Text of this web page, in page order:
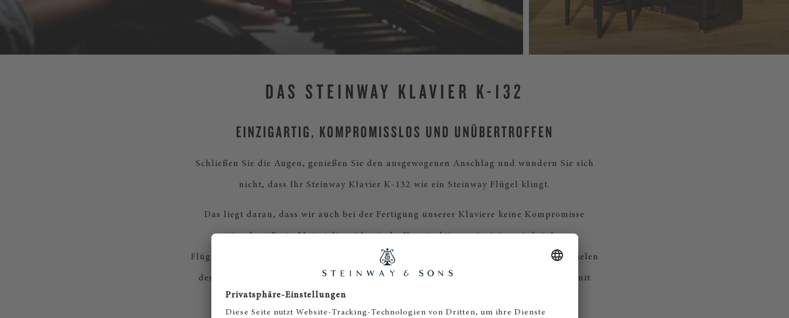
DAS STEINWAY KLAVIER K-132
EINZIGARTIG, KOMPROMISSLOS UND UNÜBERTROFFEN
Schließen Sie die Augen, genießen Sie den ausgewogenen Anschlag und wundern Sie sich
nicht, dass Ihr Steinway Klavier K-132 wie ein Steinway Flügel klingt.
Das liegt daran, dass wir auch bei der Fertigung unserer Klaviere keine Kompromisse
eingehen. Beste Materialien, identische Konstruktionsprinzipien wie bei der
Flügelherstellung, Liebe zum Detail und viel Erfahrung sorgen dafür, dass Sie beim Spielen
des Steinway Klaviers höchste Perfektion erleben. Denn wir möchten nur eins: Ihnen mit
unseren Klavieren unschlagbaren Klanggenuss und pure Spielfreude bescheren.